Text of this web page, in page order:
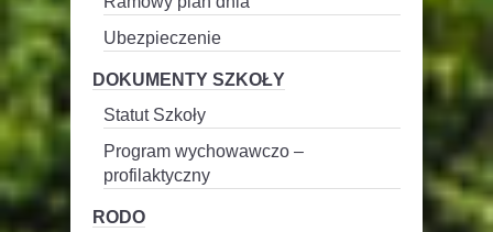
Ubezpieczenie
DOKUMENTY SZKOŁY
Statut Szkoły
Program wychowawczo –
profilaktyczny
RODO